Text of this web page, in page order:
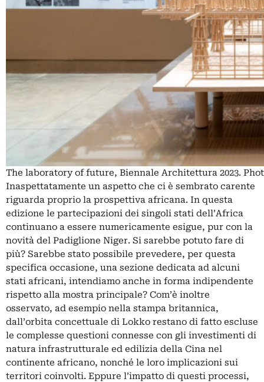
The laboratory of future, Biennale Architettura 2023.
Inaspettatamente un aspetto che ci è sembrato carente
riguarda proprio la prospettiva africana. In questa
edizione le partecipazioni dei singoli stati dell’Africa
continuano a essere numericamente esigue, pur con la
novità del Padiglione Niger. Si sarebbe potuto fare di
più? Sarebbe stato possibile prevedere, per questa
specifica occasione, una sezione dedicata ad alcuni
stati africani, intendiamo anche in forma indipendente
rispetto alla mostra principale? Com’è inoltre
osservato, ad esempio nella stampa britannica,
dall’orbita concettuale di Lokko restano di fatto escluse
le complesse questioni connesse con gli investimenti di
natura infrastrutturale ed edilizia della Cina nel
continente africano, nonché le loro implicazioni sui
territori coinvolti. Eppure l’impatto di questi processi,